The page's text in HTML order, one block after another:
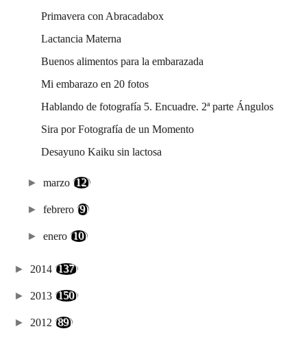
Primavera con Abracadabox
Lactancia Materna
Buenos alimentos para la embarazada
Mi embarazo en 20 fotos
Hablando de fotografía 5. Encuadre. 2ª parte Ángulos
Sira por Fotografía de un Momento
Desayuno Kaiku sin lactosa
►marzo (12)
►febrero(9)
►enero (10)
► 2014 (137)
► 2013 (150)
► 2012 (89)